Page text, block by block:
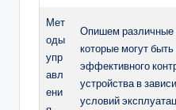
Мет
оды
упр
авл
ени
Опишем различные
которые могут
эффективного
устройства в
условий